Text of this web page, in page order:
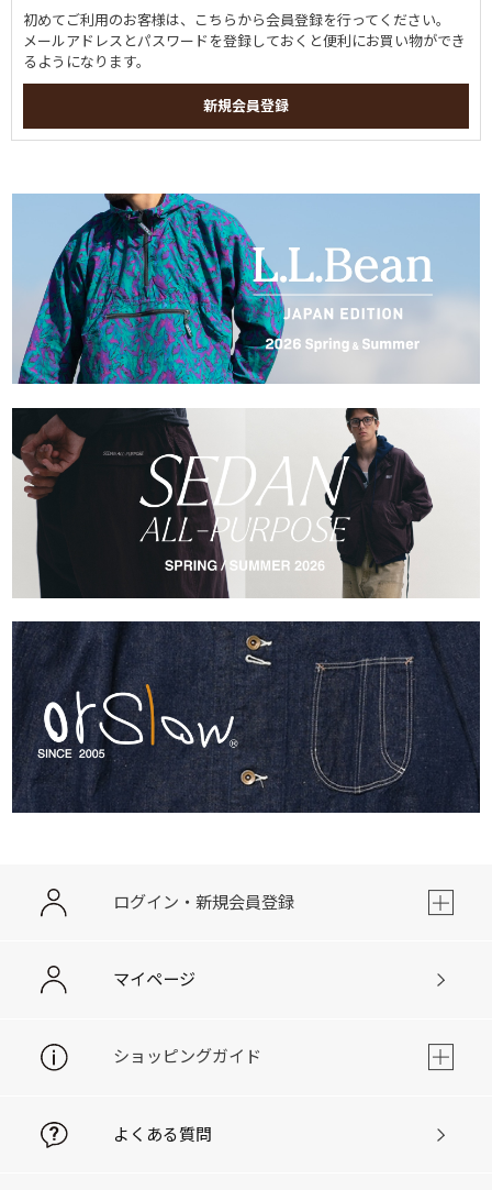
初めてご利用のお客様は、こちらから会員登録を行ってください。
メールアドレスとパスワードを登録しておくと便利にお買い物ができ
るようになります。
ログイン・新規会員登録
マイページ
ショッピングガイド
よくある質問